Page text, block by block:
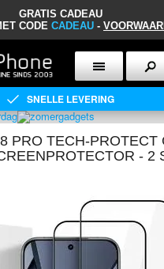
GRATIS CADEAU
CODE CADEAU -
SNELLE LEVERING
PRO TECH-PROTECT
- 2